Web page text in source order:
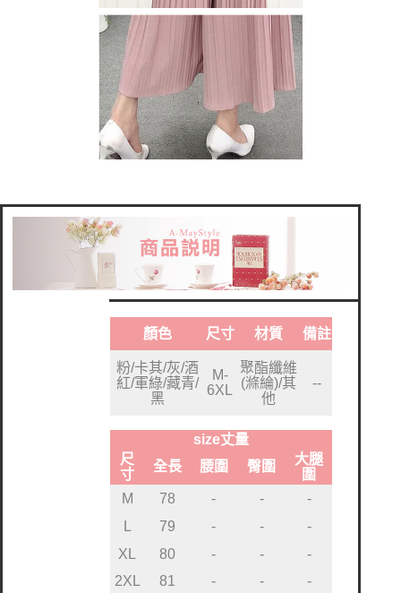
顏色 尺寸 材質 備註
粉/卡其/灰/酒
紅/軍綠/藏青/
黑
M-
6XL
聚酯纖維
(滌綸)/其
他
--
size丈量
尺
寸
全長 腰圍 臀圍
大腿
圍
M
78 - -
-
L
79 - -
-
XL
80 - -
-
2XL
81 - -
-